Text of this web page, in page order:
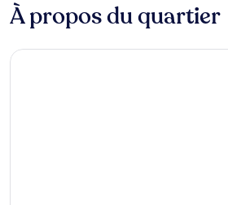
À propos du quartier